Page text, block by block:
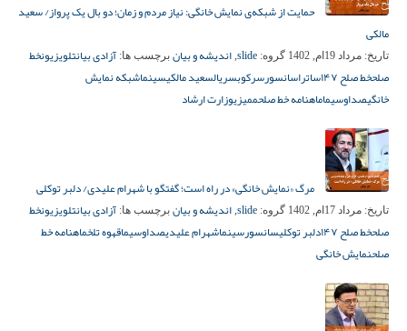
حمایت از شبکه‌ی نمایش خانگی: نیاز مردم و زمان؛ دو بال یک پرواز/ سعید
مالکی
تاریخ: مرداد 19ام, 1402 گروه: slide
, اندیشه و بیان برچسب ها: آزادی بیانتلویزیونخط
صلحخط صلح ۱۴۷ ساتراسانسورسرکوبسریالسعید مالکیسینماشبکه نمایش
خانگیصداوسیماماهنامه خط صلحممیزیوزارت ارشاد
مرگ «نمایش خانگی» در راه است؛ گفتگو با شهرام علیدی/ دلبر توکلی
تاریخ: مرداد 17ام, 1402 گروه: slide
, اندیشه و بیان برچسب ها: آزادی بیانتلویزیونخط
صلحخط صلح ۱۴۷ دلبر توکلیسانسورسینماشهرام علیدیصداوسیماقهوه تلخماهنامه خط
صلحنمایش خانگی